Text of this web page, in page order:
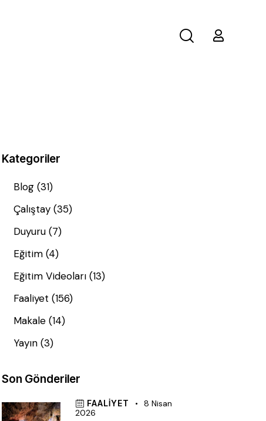
Kategoriler
Blog (31)
Çalıştay (35)
Duyuru (7)
Eğitim (4)
Eğitim Videoları (13)
Faaliyet (156)
Makale (14)
Yayın (3)
Son Gönderiler
FAALIYET
8 Nisan
2026